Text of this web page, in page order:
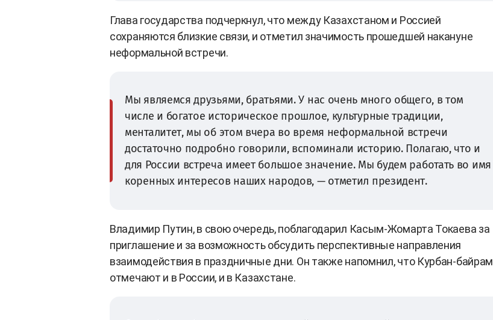
Глава государства подчеркнул, что между Казахстаном и Россией
сохраняются близкие связи, и отметил значимость прошедшей накануне
неформальной встречи.
Мы являемся друзьями, братьями. У нас очень много общего, в том
числе и богатое историческое прошлое, культурные традиции,
менталитет, мы об этом вчера во время неформальной встречи
достаточно подробно говорили, вспоминали историю. Полагаю, что и
для России встреча имеет большое значение. Мы будем работать во имя
коренных интересов наших народов, — отметил президент.
Владимир Путин, в свою очередь, поблагодарил Касым-Жомарта Токаева за
приглашение и за возможность обсудить перспективные направления
взаимодействия в праздничные дни. Он также напомнил, что Курбан-байрам
отмечают и в России, и в Казахстане.